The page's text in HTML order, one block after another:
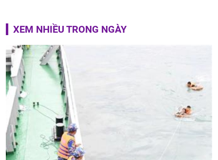
XEM NHIỀU TRONG NGÀY